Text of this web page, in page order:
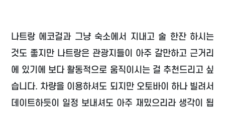
나트랑 에코걸과 그냥 숙소에서 지내고 술 한잔 하시는
것도 좋지만 나트랑은 관광지들이 아주 갈만하고 근거리
에 있기에 보다 활동적으로 움직이시는 걸 추천드리고 싶
습니다. 차량을 이용하셔도 되지만 오토바이 하나 빌려서
데이트하듯이 일정 보내셔도 아주 재밌으리라 생각이 됩